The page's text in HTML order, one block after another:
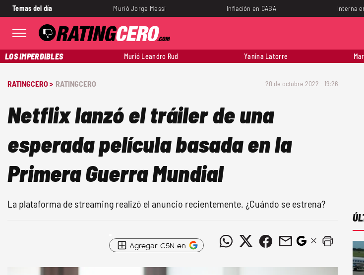
Temas del día Murió Jorge Messi Inflación en CABA Interna
LOS IMPERDIBLES Murió Leandro Rud Yanina Latorre
RATINGCERO > RATINGCERO 20 de octubre 2022 - 19:26
Netflix lanzó el tráiler de una
esperada película basada en la
Primera Guerra Mundial
La plataforma de streaming realizó el anuncio recientemente. ¿Cuándo se estrena?
Agregar C5N en